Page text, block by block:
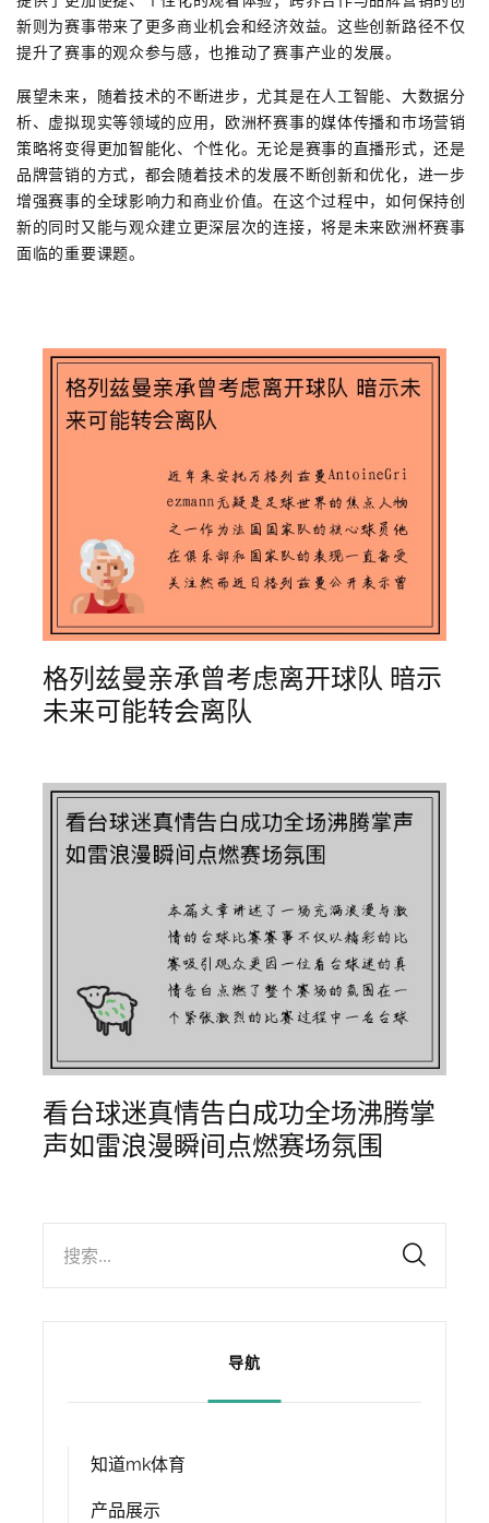
新则为赛事带来了更多商业机会和经济效益。这些创新路径不仅
提升了赛事的观众参与感，也推动了赛事产业的发展。
展望未来，随着技术的不断进步，尤其是在人工智能、大数据分
析、虚拟现实等领域的应用，欧洲杯赛事的媒体传播和市场营销
策略将变得更加智能化、个性化。无论是赛事的直播形式，还是
品牌营销的方式，都会随着技术的发展不断创新和优化，进一步
增强赛事的全球影响力和商业价值。在这个过程中，如何保持创
新的同时又能与观众建立更深层次的连接，将是未来欧洲杯赛事
面临的重要课题。
格列兹曼亲承曾考虑离开球队 暗示
未来可能转会离队
看台球迷真情告白成功全场沸腾掌
声如雷浪漫瞬间点燃赛场氛围
搜索...
导航
知道mk体育
产品展示